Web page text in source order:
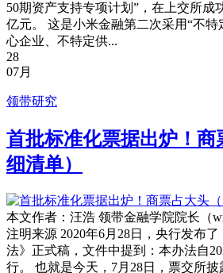
50期资产支持专项计划”，在上交所成
亿元。 这是小米金融第二次采用“不
心企业、不特定供...
28
07月
领带研究
首批标准化票据出炉！商
细清单）
本文作者：汪浩 领带金融学院院长（
注明来源 2020年6月28日，央行发布
法》正式稿，文件中提到：本办法自
行。 也就是今天，7月28日，票交所